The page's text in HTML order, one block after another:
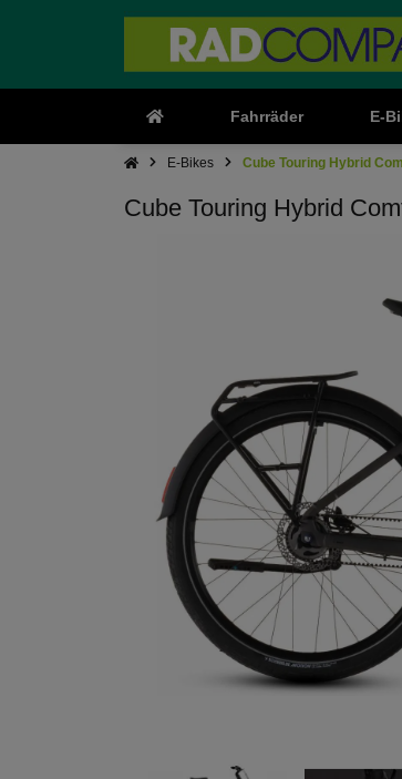
Fahrräder E-
E-Bikes Cube Touring Hybrid
Cube Touring Hybrid